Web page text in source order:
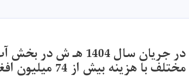
در جریان سال 1404
مختلف با هزینه بیش از 74 میلیون افغانی تطبیق شده است